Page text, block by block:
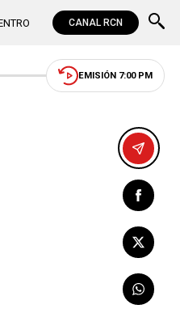
CANAL RCN
EMISIÓN 7:00 PM